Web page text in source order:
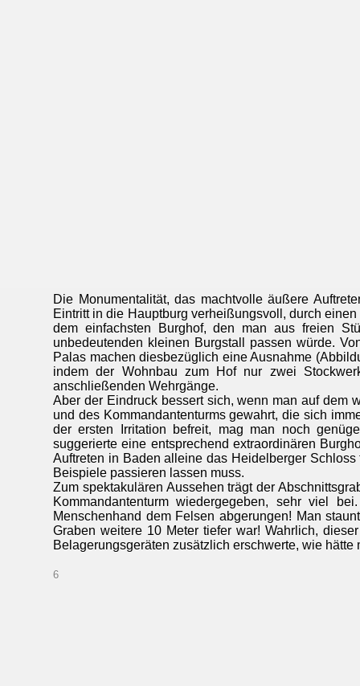
Die Monumentalität, das machtvolle äußere
Eintritt in die Hauptburg verheißungsvoll, durch
dem einfachsten Burghof, den man aus freien
unbedeutenden kleinen Burgstall passen würde.
Palas machen diesbezüglich eine Ausnahme
indem der Wohnbau zum Hof nur zwei
anschließenden Wehrgänge.
Aber der Eindruck bessert sich, wenn man auf dem
und des Kommandantenturms gewahrt, die sich
der ersten Irritation befreit, mag man noch
suggerierte eine entsprechend extraordinären
Auftreten in Baden alleine das Heidelberger
Beispiele passieren lassen muss.
Zum spektakulären Aussehen trägt der
Kommandantenturm wiedergegeben, sehr viel
Menschenhand dem Felsen abgerungen! Man
Graben weitere 10 Meter tiefer war! Wahrlich,
Belagerungsgeräten zusätzlich erschwerte, wie
6